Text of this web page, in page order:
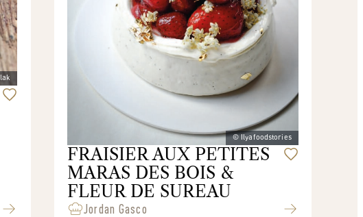
© Ilyafoodstories
FRAISIER AUX PETITES
MARAS DES BOIS &
FLEUR DE SUREAU
Jordan Gasco